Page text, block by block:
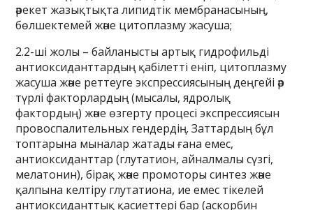
әрекет жазықтықта липидтік мембранасының,
бөлшектемей және цитоплазму жасуша;
2.2-ші жолы – байланысты артық гидрофильді
антиоксиданттардың қабілетті еніп, цитоплазму
жасуша және реттеуге экспрессиясының деңгейі әр
түрлі факторлардың (мысалы, ядролық
фактордың) және өзгерту процесі экспрессиясын
провоспалительных гендердің. Заттардың бұл
топтарына мыналар жатады ғана емес,
антиоксиданттар (глутатион, айналмалы сүзгі,
мелатонин), бірақ және промоторы синтез және
қалпына келтіру глутатиона, ие емес тікелей
антиоксиданттық қасиеттері бар (аскорбин